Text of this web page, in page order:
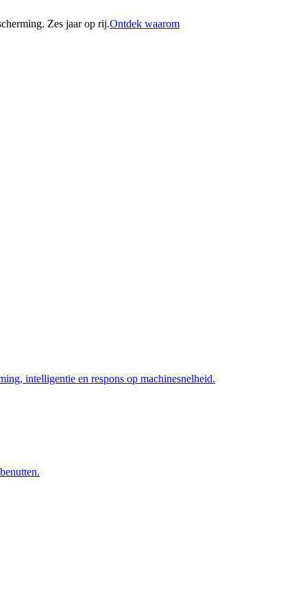
Zes jaar op rij.Ontdek waarom
intelligentie en respons op machinesnelheid.